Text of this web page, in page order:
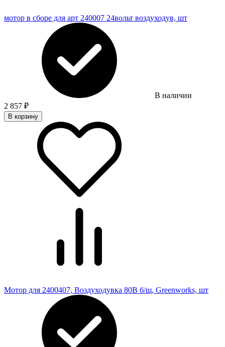
мотор в сборе для арт 240007 24вольт воздуходув, шт
В наличии
2 857 ₽
В корзину
Мотор для 2400407, Воздуходувка 80В б/щ, Greenworks, шт